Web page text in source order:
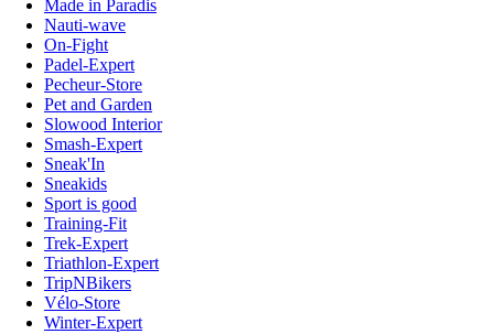
Made in Paradis
Nauti-wave
On-Fight
Padel-Expert
Pecheur-Store
Pet and Garden
Slowood Interior
Smash-Expert
Sneak'In
Sneakids
Sport is good
Training-Fit
Trek-Expert
Triathlon-Expert
TripNBikers
Vélo-Store
Winter-Expert